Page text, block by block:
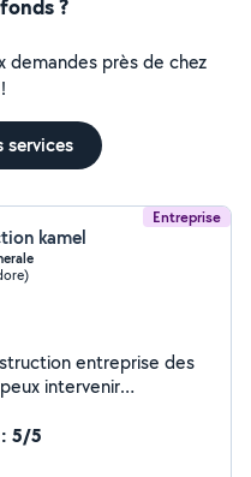
?
demandes près de chez
services
Entreprise
kamel
5/5